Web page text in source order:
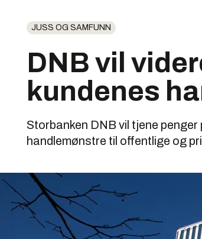
JUSS OG SAMFUNN
DNB vil
kundenes
Storbanken DNB vil tjene
handlemønstre til offentlige og